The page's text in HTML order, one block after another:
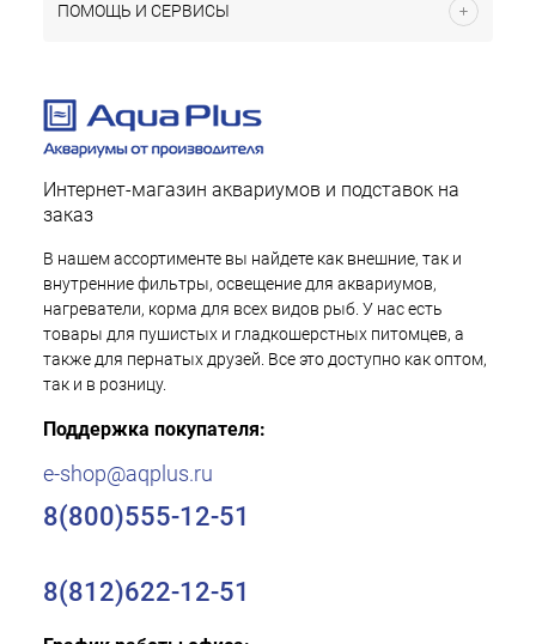
ПОМОЩЬ И СЕРВИСЫ
Интернет-магазин аквариумов и подставок на
заказ
В нашем ассортименте вы найдете как внешние, так и
внутренние фильтры, освещение для аквариумов,
нагреватели, корма для всех видов рыб. У нас есть
товары для пушистых и гладкошерстных питомцев, а
также для пернатых друзей. Все это доступно как оптом,
так и в розницу.
Поддержка покупателя:
e-shop@aqplus.ru
8(800)555-12-51
8(812)622-12-51